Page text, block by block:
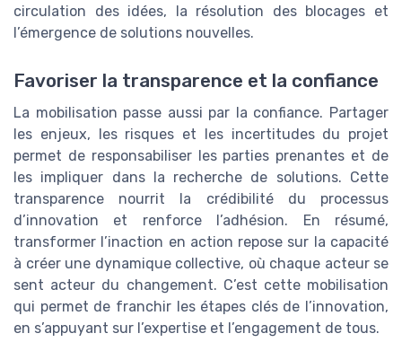
circulation des idées, la résolution des blocages et
l’émergence de solutions nouvelles.
Favoriser la transparence et la confiance
La mobilisation passe aussi par la confiance. Partager
les enjeux, les risques et les incertitudes du projet
permet de responsabiliser les parties prenantes et de
les impliquer dans la recherche de solutions. Cette
transparence nourrit la crédibilité du processus
d’innovation et renforce l’adhésion. En résumé,
transformer l’inaction en action repose sur la capacité
à créer une dynamique collective, où chaque acteur se
sent acteur du changement. C’est cette mobilisation
qui permet de franchir les étapes clés de l’innovation,
en s’appuyant sur l’expertise et l’engagement de tous.